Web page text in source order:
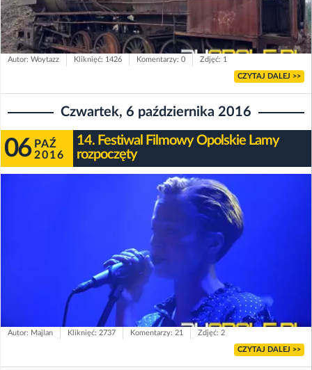
Autor: Woytazz Kliknięć: 1426 Komentarzy: 0 Zdjęć: 1
CZYTAJ DALEJ >>
Czwartek, 6 października 2016
06 PAŹ
2016
14. Festiwal Filmowy Opolskie Lamy
rozpoczęty
Autor: Majlan Kliknięć: 2737 Komentarzy: 21 Zdjęć: 2
CZYTAJ DALEJ >>